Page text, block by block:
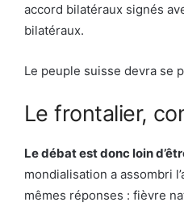
accord bilatéraux signés
bilatéraux.
Le peuple suisse devra se
Le frontalier,
Le débat est donc loin
mondialisation a assombri
mêmes réponses : fièvre